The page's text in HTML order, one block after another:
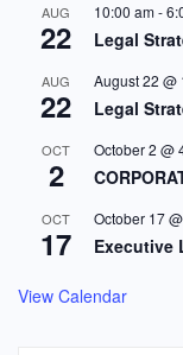
AUG
22
10:00 am-
Legal
AUG
22
August 22 @
Legal
OCT
2
October 2 @
OCT
17
October 17
Executive
View Calendar